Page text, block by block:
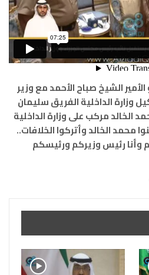
الشيخ صباح الأحمد مع وزير
وزارة الداخلية الفريق سليمان
7-9-2016: “محمد الخالد مركب على وزارة الداخلية
محمد الخالد وأتركوا الخلافات..
رئيس وزيركم ورئيسكم